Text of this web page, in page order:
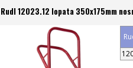
Rudl 12023.12 lopata 350x175mm